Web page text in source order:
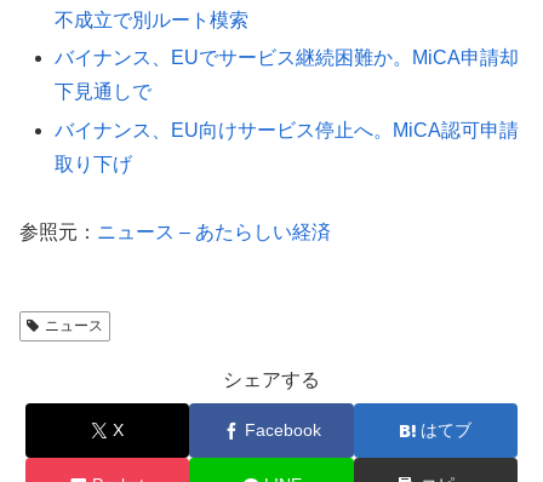
不成立で別ルート模索
バイナンス、EUでサービス継続困難か。MiCA申請却
下見通しで
バイナンス、EU向けサービス停止へ。MiCA認可申請
取り下げ
参照元： ニュース – あたらしい経済
ニュース
シェアする
X Facebook はてブ